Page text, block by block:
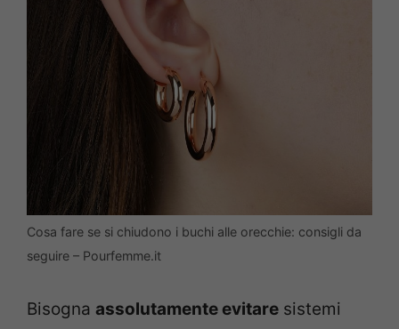
Cosa fare se si chiudono i buchi alle orecchie: consigli da
seguire – Pourfemme.it
Bisogna assolutamente evitare sistemi